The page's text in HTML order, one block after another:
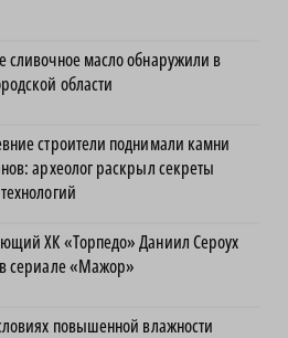
сливочное масло обнаружили в
области
строители поднимали камни
археолог раскрыл секреты
ХК «Торпедо» Даниил Сероух
сериале «Мажор»
повышенной влажности